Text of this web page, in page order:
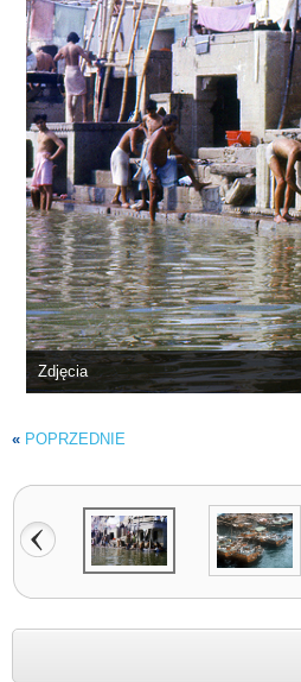
Zdjęcia
« POPRZEDNIE